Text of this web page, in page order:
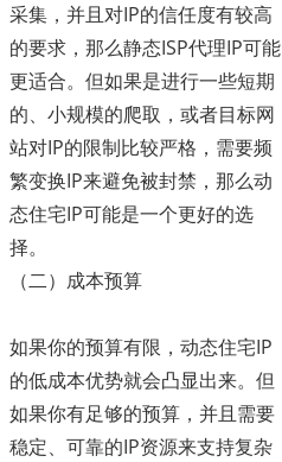
采集，并且对IP的信任度有较高
的要求，那么静态ISP代理IP可能
更适合。但如果是进行一些短期
的、小规模的爬取，或者目标网
站对IP的限制比较严格，需要频
繁变换IP来避免被封禁，那么动
态住宅IP可能是一个更好的选
择。
（二）成本预算
如果你的预算有限，动态住宅IP
的低成本优势就会凸显出来。但
如果你有足够的预算，并且需要
稳定、可靠的IP资源来支持复杂